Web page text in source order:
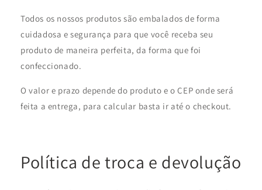
Todos os nossos produtos são embalados de forma
cuidadosa e segurança para que você receba seu
produto de maneira perfeita, da forma que foi
confeccionado.
O valor e prazo depende do produto e o CEP onde será
feita a entrega, para calcular basta ir até o checkout.
Política de troca e devolução